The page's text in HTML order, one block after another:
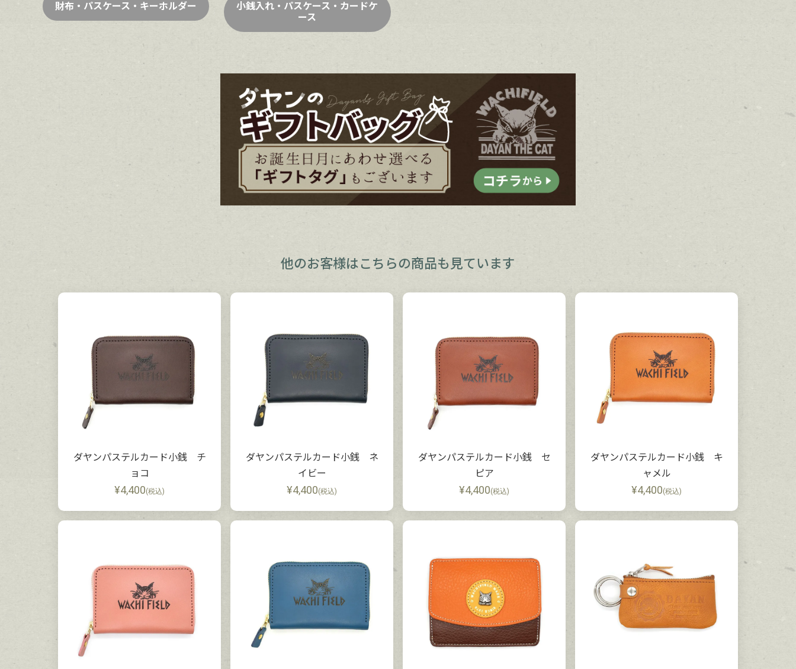
財布・パスケース・キーホルダー
小銭入れ・パスケース・カードケ
ース
他のお客様は こちらの商品も見ています
ダヤンパステルカード小銭 チ
ョコ
¥4,400(税込)
ダヤンパステルカード小銭 ネ
イビー
¥4,400(税込)
ダヤンパステルカード小銭 セ
ピア
¥4,400(税込)
ダヤンパステルカード小銭 キ
ャメル
¥4,400(税込)